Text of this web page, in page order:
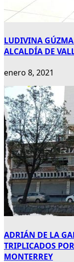
LUDIVINA
ALCALDÍA DE
enero 8, 2021
ADRIÁN DE LA
TRIPLICADOS
MONTERREY